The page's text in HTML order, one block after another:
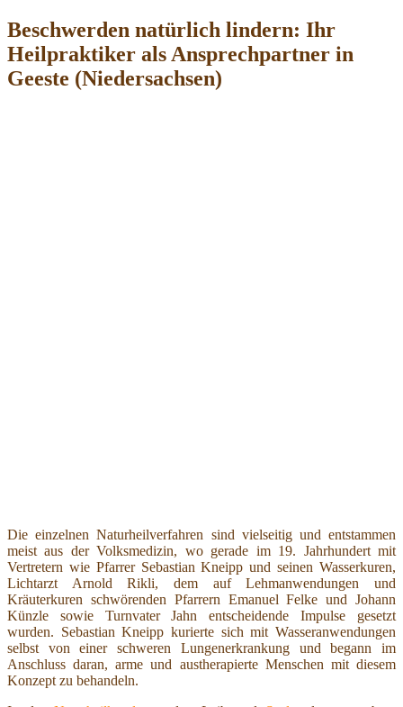
Beschwerden natürlich lindern: Ihr
Heilpraktiker als Ansprechpartner in
Geeste (Niedersachsen)
Die einzelnen Naturheilverfahren sind vielseitig und entstammen
meist aus der Volksmedizin, wo gerade im 19. Jahrhundert mit
Vertretern wie Pfarrer Sebastian Kneipp und seinen Wasserkuren,
Lichtarzt Arnold Rikli, dem auf Lehmanwendungen und
Kräuterkuren schwörenden Pfarrern Emanuel Felke und Johann
Künzle sowie Turnvater Jahn entscheidende Impulse gesetzt
wurden. Sebastian Kneipp kurierte sich mit Wasseranwendungen
selbst von einer schweren Lungenerkrankung und begann im
Anschluss daran, arme und austherapierte Menschen mit diesem
Konzept zu behandeln.